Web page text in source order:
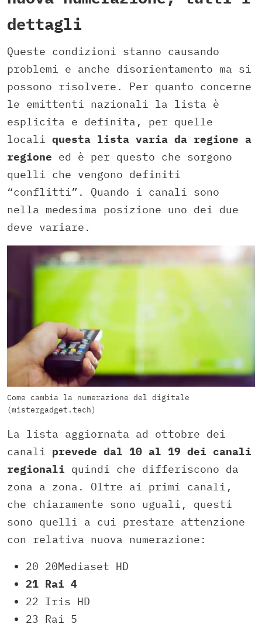
dettagli
Queste condizioni stanno causando
problemi e anche disorientamento ma si
possono risolvere. Per quanto concerne
le emittenti nazionali la lista è
esplicita e definita, per quelle
locali questa lista varia da regione a
regione ed è per questo che sorgono
quelli che vengono definiti
“conflitti”. Quando i canali sono
nella medesima posizione uno dei due
deve variare.
Come cambia la numerazione del digitale
(mistergadget.tech)
La lista aggiornata ad ottobre dei
canali prevede dal 10 al 19 dei canali
regionali quindi che differiscono da
zona a zona. Oltre ai primi canali,
che chiaramente sono uguali, questi
sono quelli a cui prestare attenzione
con relativa nuova numerazione:
20 20Mediaset HD
21 Rai 4
22 Iris HD
23 Rai 5